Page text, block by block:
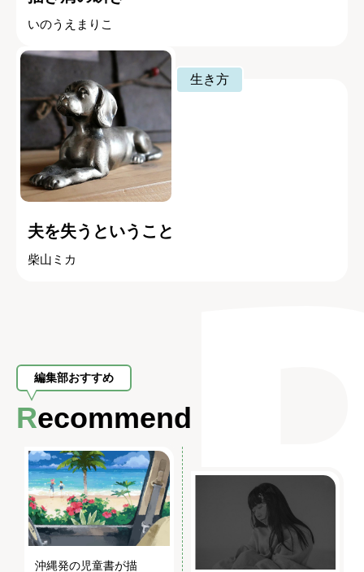
いのうえまりこ
生き方
夫を失うということ
柴山ミカ
編集部おすすめ
Recommend
沖縄発の児童書が描